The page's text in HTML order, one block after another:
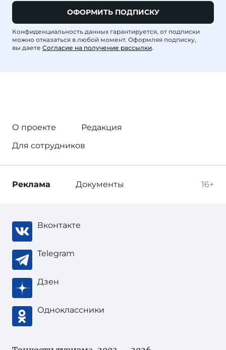
ОФОРМИТЬ ПОДПИСКУ
Конфиденциальность данных гарантируется, от подписки
можно отказаться в любой момент. Оформляя подписку,
вы даете Согласие на получение рассылки.
О проекте
Редакция
Для сотрудников
16+
Реклама Документы
Вконтакте
Telegram
Дзен
Одноклассники